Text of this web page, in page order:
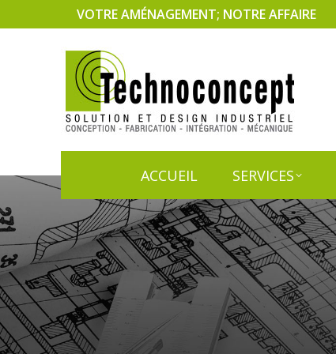
VOTRE AMÉNAGEMENT; NOTRE AFFAIRE
ACCUEIL SERVICES
ACCUEIL SERVICES